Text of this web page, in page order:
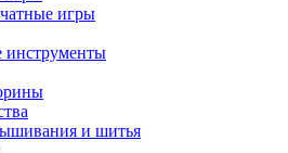
игры
и шитья